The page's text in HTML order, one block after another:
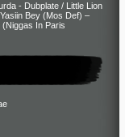
- Dubplate / Little Lion
Yasiin Bey (Mos Def) –
In Paris